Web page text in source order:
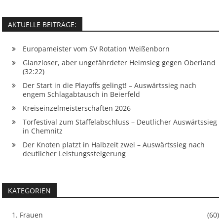
AKTUELLE BEITRÄGE:
Europameister vom SV Rotation Weißenborn
Glanzloser, aber ungefährdeter Heimsieg gegen Oberland
(32:22)
Der Start in die Playoffs gelingt! – Auswärtssieg nach
engem Schlagabtausch in Beierfeld
Kreiseinzelmeisterschaften 2026
Torfestival zum Staffelabschluss – Deutlicher Auswärtssieg
in Chemnitz
Der Knoten platzt in Halbzeit zwei – Auswärtssieg nach
deutlicher Leistungssteigerung
KATEGORIEN
1. Frauen
(60)